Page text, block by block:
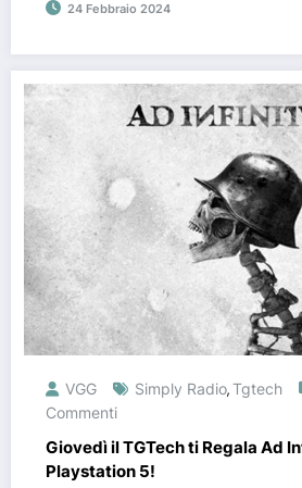
24 Febbraio 2024
VGG Simply Radio,Tgtech
Commenti
Giovedì il TGTech ti Regala Ad
Playstation 5!